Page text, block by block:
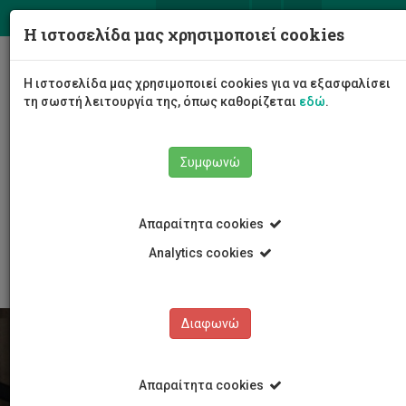
Συμβουλευτική και Ανάπτυξη Φοιτητών/τριών
Ακαδημαϊκή επιτυχία - tips
Αναβλητικότητα
Η ιστοσελίδα μας χρησιμοποιεί cookies
Η ιστοσελίδα μας χρησιμοποιεί cookies για να εξασφαλίσει
τη σωστή λειτουργία της, όπως καθορίζεται εδώ.
Συμφωνώ
Απαραίτητα cookies
Analytics cookies
Διαφωνώ
Απαραίτητα cookies